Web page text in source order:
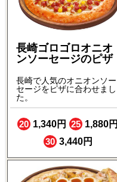
長崎ゴロゴロオニオ
ンソーセージのピザ
長崎で人気のオニオンソー
セージをピザに合わせまし
た。
20 1,340円 25 1,880円
303,440円